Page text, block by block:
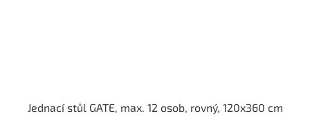
Jednací stůl GATE, max. 12 osob, rovný, 120x360 cm